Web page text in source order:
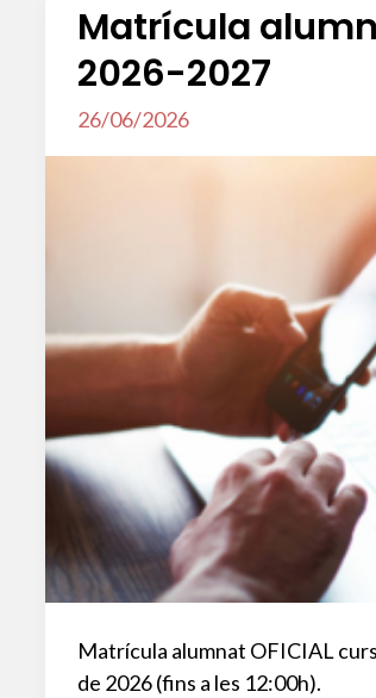
Matrícula
2026-2027
26/06/2026
Matrícula alumnat OFICIAL
de 2026 (fins a les 12:00h).